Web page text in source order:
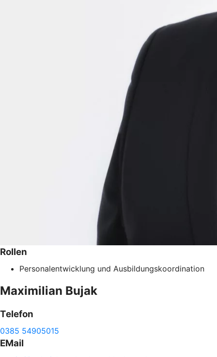
Rollen
Personalentwicklung und Ausbildungskoordination
Maximilian Bujak
Telefon
0385 54905015
EMail